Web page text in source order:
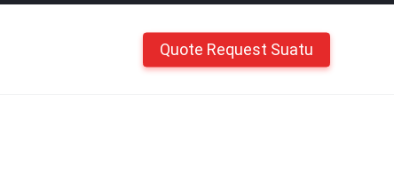
Quote Request Suatu